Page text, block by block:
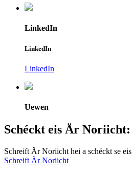
LinkedIn
LinkedIn
LinkedIn
Uewen
Schéckt eis Är Noriicht:
Schreift Är Noriicht hei a schéckt se eis
Schreift Är Noriicht